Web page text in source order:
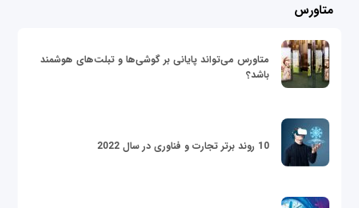
متاورس
متاورس می‌تواند پایانی بر گوشی‌ها و تبلت‌های هوشمند
باشد؟
10 روند برتر تجارت و فناوری در سال 2022